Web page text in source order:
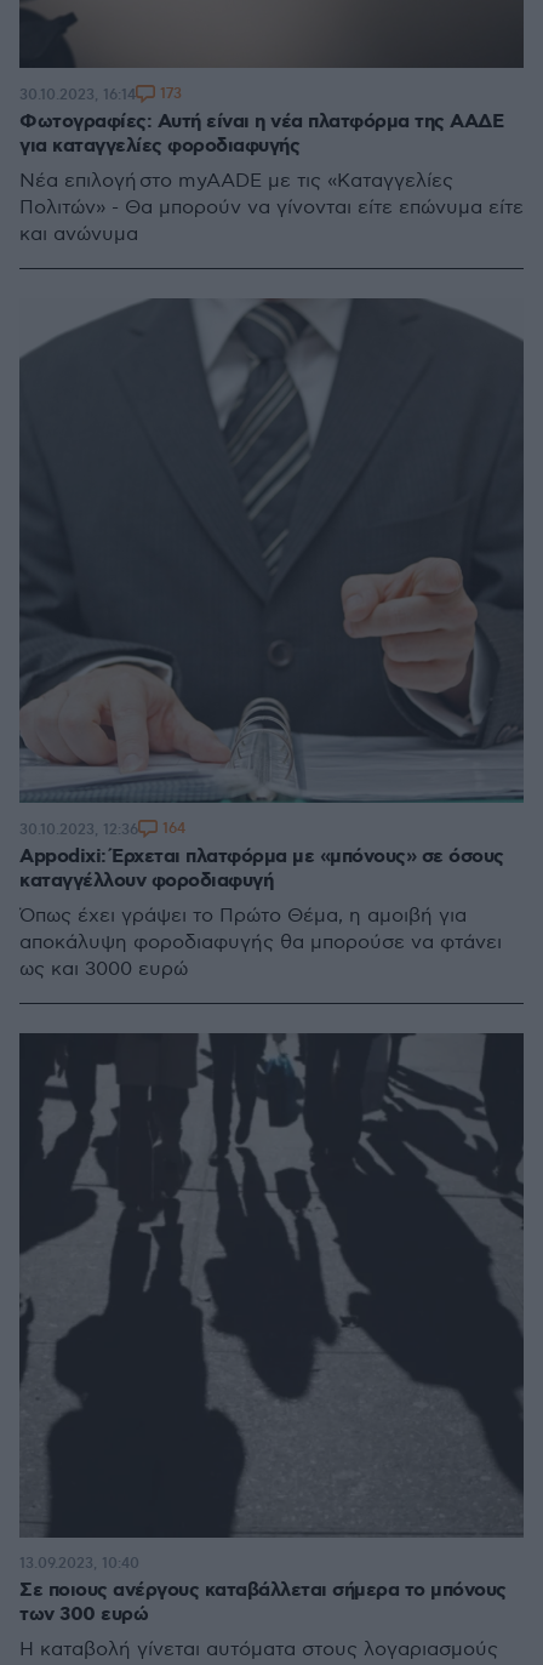
Φωτογραφίες: Αυτή είναι η νέα πλατφόρμα της ΑΑΔΕ
για καταγγελίες φοροδιαφυγής
Νέα επιλογή στo myAADE με τις «Καταγγελίες
Πολιτών» - Θα μπορούν να γίνονται είτε επώνυμα είτε
και ανώνυμα
30.10.2023, 16:14 173
Appodixi: Έρχεται πλατφόρμα με «μπόνους» σε όσους
καταγγέλλουν φοροδιαφυγή
Όπως έχει γράψει το Πρώτο Θέμα, η αμοιβή για
αποκάλυψη φοροδιαφυγής θα μπορούσε να φτάνει
ως και 3000 ευρώ
30.10.2023, 12:36 164
Σε ποιους ανέργους καταβάλλεται σήμερα το μπόνους
των 300 ευρώ
Η καταβολή γίνεται αυτόματα στους λογαριασμούς
13.09.2023, 10:40